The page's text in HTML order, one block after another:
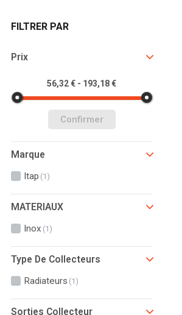
FILTRER PAR
Prix
56,32 € - 193,18 €
Confirmer
Marque
Itap (1)
MATERIAUX
Inox (1)
Type De Collecteurs
Radiateurs (1)
Sorties Collecteur